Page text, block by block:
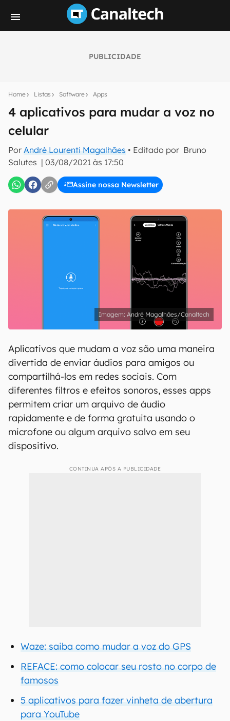
PUBLICIDADE
Home Listas Software Apps
4 aplicativos para mudar a voz no
celular
Por André Lourenti Magalhães • Editado por Bruno
Salutes | 03/08/2021 às 17:50
Assine nossa Newsletter
notícias e reviews sobre tecnologia em primeira
mão.
E-mail
Uso e Política de Privacidade do Canaltech.
André Magalhães/Canaltech
Aplicativos que mudam a voz são uma maneira
divertida de enviar áudios para amigos ou
compartilhá-los em redes sociais. Com
diferentes filtros e efeitos sonoros, esses apps
permitem criar um arquivo de áudio
rapidamente e de forma gratuita usando o
microfone ou algum arquivo salvo em seu
dispositivo.
CONTINUA APÓS A PUBLICIDADE
Waze: saiba como mudar a voz do GPS
REFACE: como colocar seu rosto no corpo de
famosos
5 aplicativos para fazer vinheta de abertura
para YouTube